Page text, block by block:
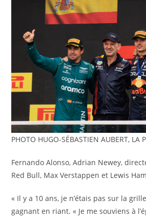
PHOTO HUGO-SÉBASTIEN AUBERT, LA
Fernando Alonso, Adrian Newey,
Red Bull, Max Verstappen et Lewis
« Il y a 10 ans, je n’étais pas sur la
gagnant en riant. « Je me souviens à